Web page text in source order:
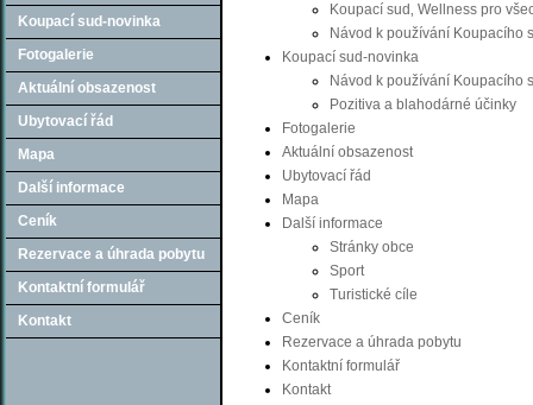
Koupací sud-novinka
Fotogalerie
Aktuální obsazenost
Ubytovací řád
Mapa
Další informace
Ceník
Rezervace a úhrada pobytu
Kontaktní formulář
Kontakt
Koupací sud‚ Wellness pro
Návod k používání Koupacího
Koupací sud-novinka
Návod k používání Koupacího
Pozitiva a blahodárné účinky
Fotogalerie
Aktuální obsazenost
Ubytovací řád
Mapa
Další informace
Stránky obce
Sport
Turistické cíle
Ceník
Rezervace a úhrada pobytu
Kontaktní formulář
Kontakt